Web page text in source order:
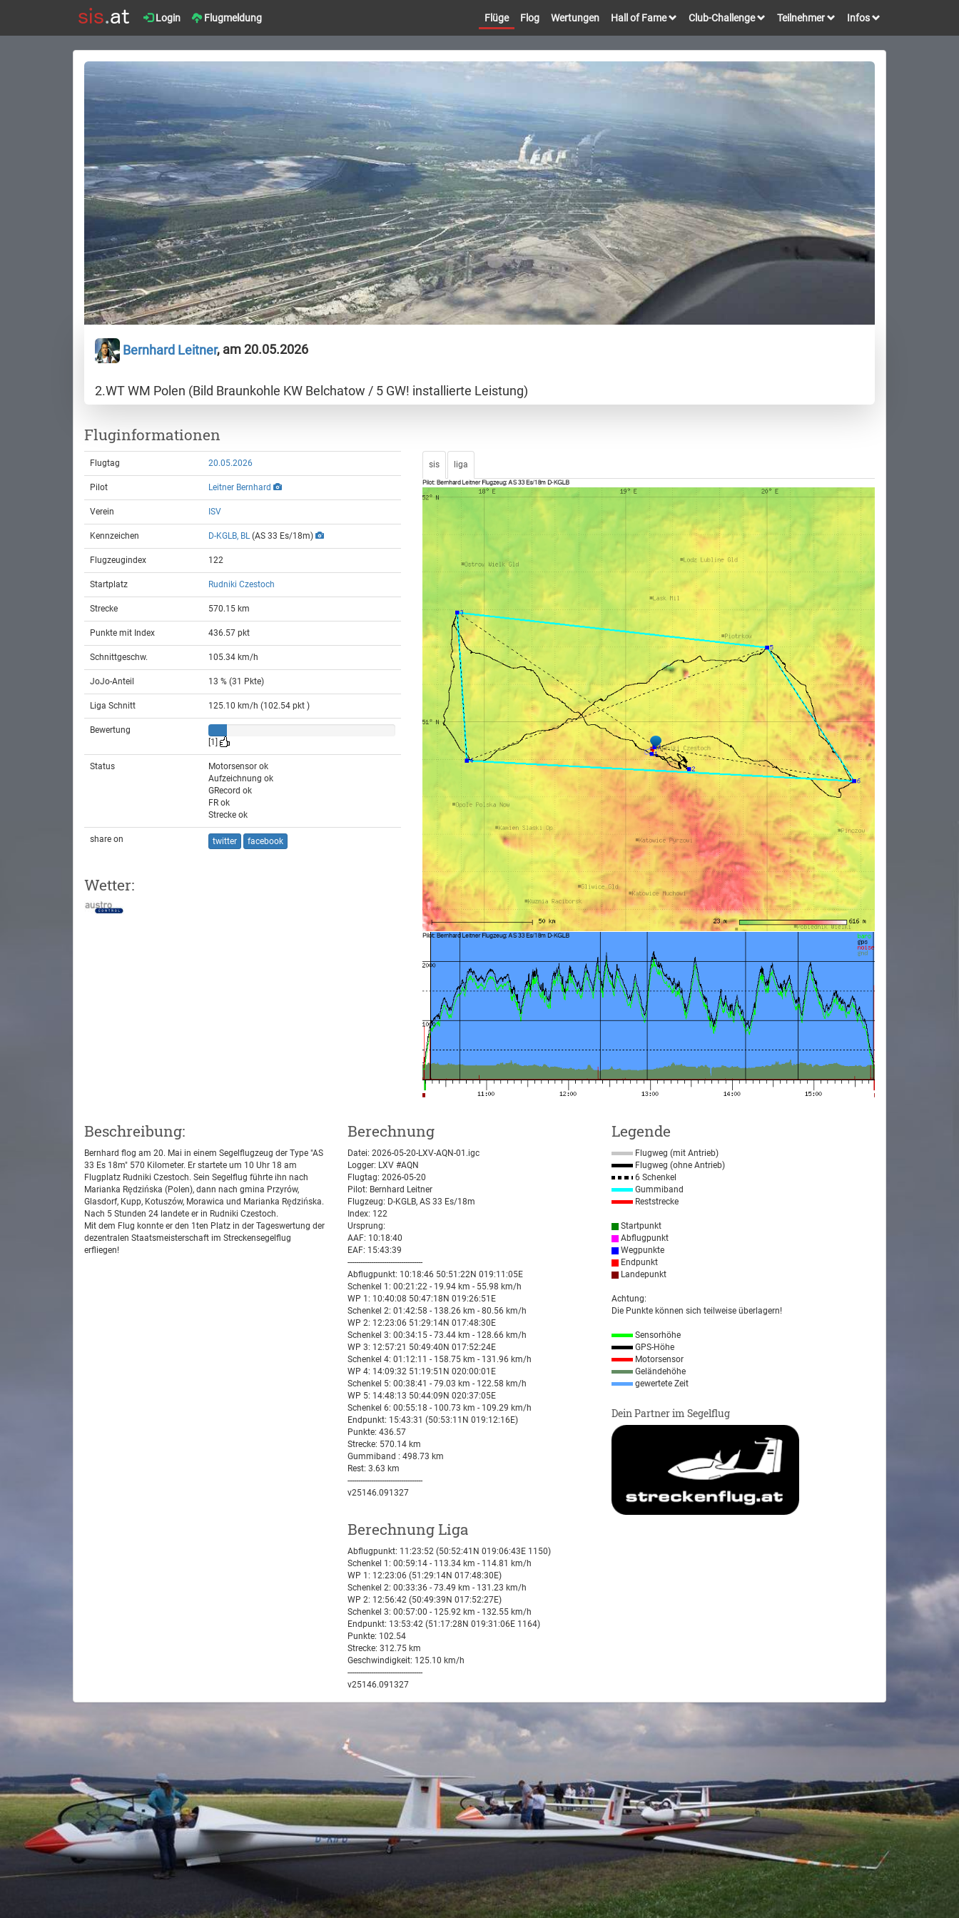
Login Flugmeldung Flüge Flog Wertungen Hall of Fame Club-Challenge Teilnehmer Infos
Bernhard Leitner, am 20.05.2026
2.WT WM Polen (Bild Braunkohle KW Belchatow / 5 GW! installierte Leistung)
Fluginformationen
Flugtag 20.05.2026
Pilot Leitner Bernhard
Verein ISV
Kennzeichen D-KGLB, BL(AS 33 Es/18m)
Flugzeugindex 122
Startplatz Rudniki Czestoch
Strecke 570.15 km
Punkte mit Index 436.57 pkt
Schnittgeschw. 105.34 km/h
JoJo-Anteil 13 % (31 Pkte)
Liga Schnitt 125.10 km/h (102.54 pkt )
Bewertung
[1]
Status
Motorsensor ok
Aufzeichnung ok
GRecord ok
FR ok
Strecke ok
share on twitter facebook
Wetter:
sis liga
Beschreibung:
Bernhard flog am 20. Mai in einem Segelflugzeug der Type "AS
33 Es 18m" 570 Kilometer. Er startete um 10 Uhr 18 am
Flugplatz Rudniki Czestoch. Sein Segelflug führte ihn nach
Marianka Rędzińska (Polen), dann nach gmina Przyrów,
Glasdorf, Kupp, Kotuszów, Morawica und Marianka Rędzińska.
Nach 5 Stunden 24 landete er in Rudniki Czestoch.
Mit dem Flug konnte er den 1ten Platz in der Tageswertung der
dezentralen Staatsmeisterschaft im Streckensegelflug
erfliegen!
Berechnung
Datei: 2026-05-20-LXV-AQN-01.igc
Logger: LXV #AQN
Flugtag: 2026-05-20
Pilot: Bernhard Leitner
Flugzeug: D-KGLB, AS 33 Es/18m
Index: 122
Ursprung:
AAF: 10:18:40
EAF: 15:43:39
-----------------------------------
Abflugpunkt: 10:18:46 50:51:22N 019:11:05E
Schenkel 1: 00:21:22 - 19.94 km - 55.98 km/h
WP 1: 10:40:08 50:47:18N 019:26:51E
Schenkel 2: 01:42:58 - 138.26 km - 80.56 km/h
WP 2: 12:23:06 51:29:14N 017:48:30E
Schenkel 3: 00:34:15 - 73.44 km - 128.66 km/h
WP 3: 12:57:21 50:49:40N 017:52:24E
Schenkel 4: 01:12:11 - 158.75 km - 131.96 km/h
WP 4: 14:09:32 51:19:51N 020:00:01E
Schenkel 5: 00:38:41 - 79.03 km - 122.58 km/h
WP 5: 14:48:13 50:44:09N 020:37:05E
Schenkel 6: 00:55:18 - 100.73 km - 109.29 km/h
Endpunkt: 15:43:31 (50:53:11N 019:12:16E)
Punkte: 436.57
Strecke: 570.14 km
Gummiband : 498.73 km
Rest: 3.63 km
-----------------------------------
v25146.091327
Berechnung Liga
Abflugpunkt: 11:23:52 (50:52:41N 019:06:43E 1150)
Schenkel 1: 00:59:14 - 113.34 km - 114.81 km/h
WP 1: 12:23:06 (51:29:14N 017:48:30E)
Schenkel 2: 00:33:36 - 73.49 km - 131.23 km/h
WP 2: 12:56:42 (50:49:39N 017:52:27E)
Schenkel 3: 00:57:00 - 125.92 km - 132.55 km/h
Endpunkt: 13:53:42 (51:17:28N 019:31:06E 1164)
Punkte: 102.54
Strecke: 312.75 km
Geschwindigkeit: 125.10 km/h
-----------------------------------
v25146.091327
Legende
Flugweg (mit Antrieb)
Flugweg (ohne Antrieb)
6 Schenkel
Gummiband
Reststrecke
Startpunkt
Abflugpunkt
Wegpunkte
Endpunkt
Landepunkt
Achtung:
Die Punkte können sich teilweise überlagern!
Sensorhöhe
GPS-Höhe
Motorsensor
Geländehöhe
gewertete Zeit
Dein Partner im Segelflug